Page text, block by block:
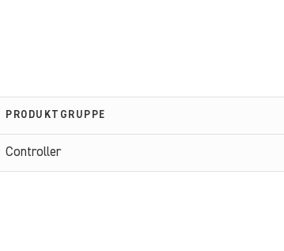
PRODUKTGRUPPE
Controller